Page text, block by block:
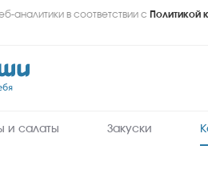
аналитики в соответствии с Политикой
и салаты Закуски